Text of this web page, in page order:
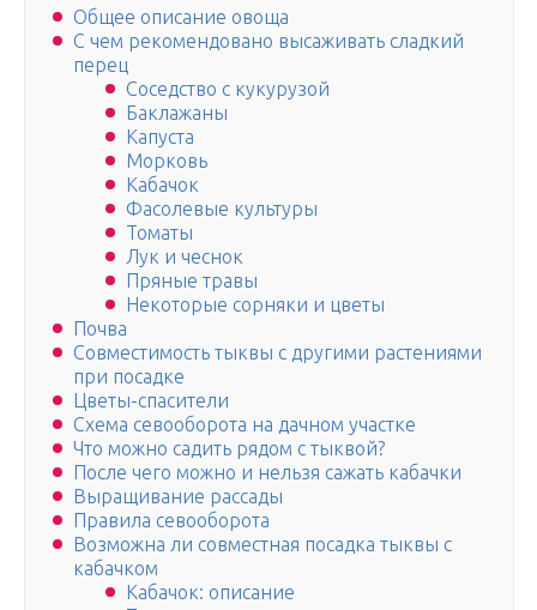
Общее описание овоща
С чем рекомендовано высаживать сладкий
перец
Соседство с кукурузой
Баклажаны
Капуста
Морковь
Кабачок
Фасолевые культуры
Томаты
Лук и чеснок
Пряные травы
Некоторые сорняки и цветы
Почва
Совместимость тыквы с другими растениями
при посадке
Цветы-спасители
Схема севооборота на дачном участке
Что можно садить рядом с тыквой?
После чего можно и нельзя сажать кабачки
Выращивание рассады
Правила севооборота
Возможна ли совместная посадка тыквы с
кабачком
Кабачок: описание